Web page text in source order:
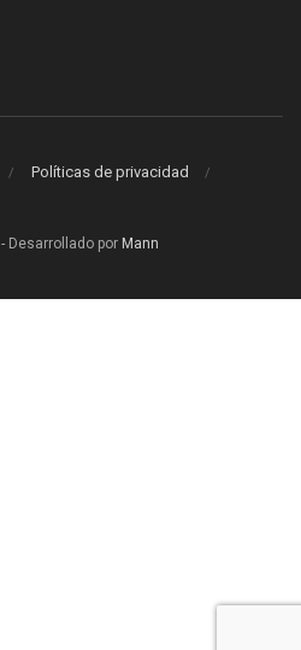
Políticas de privacidad
- Desarrollado por Mann